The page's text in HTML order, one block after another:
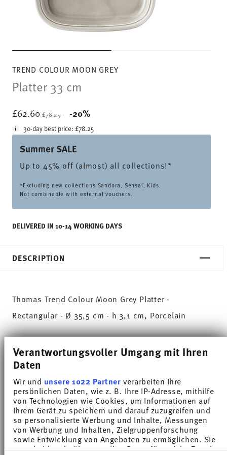
Verantwortungsvoller Umgang mit Ihren
Daten
Wir und unsere 1022 Partnerverarbeiten Ihre
persönlichen Daten, wie z. B. Ihre IP-Adresse, mithilfe
von Technologien wie Cookies, um Informationen auf
Ihrem Gerät zu speichern und darauf zuzugreifen und
so personalisierte Werbung und Inhalte, Messungen
von Werbung und Inhalten, Zielgruppenforschung
sowie Entwicklung von Angeboten zu ermöglichen. Sie
entscheiden darüber, wer Ihre Daten für welche Zwecke
TREND COLOUR MOON GREY
Platter 33 cm
£62.60 Price reduced from
£78.25 -20%
30-day best price:£78.25
Summer SALE
Up to 45% off (almost) all collections!*
*Excluding new collections Sandora, Sensai, Kids.
Not combinable with external vouchers.
DELIVERED IN 10-14 WORKING DAYS
DESCRIPTION
Thomas Trend Colour Moon Grey Platter -
Rectangular - Ø 35,5 cm - h 3,1 cm, Porcelain
Trend White is regarded worldwide as one of the
most popular dinnerware for everyday use. Trend
Colour sets coloured accents - inspired by the
nature of the North.
With Moon Grey the day ends warm and cosy in the
moonlight. The exclusively developed colour
glazes give the collection a fresh and distinctive